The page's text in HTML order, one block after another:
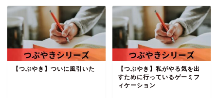
【つぶやき】ついに風引いた
【つぶやき】私がやる気を出
すために行っているゲーミフ
ィケーション